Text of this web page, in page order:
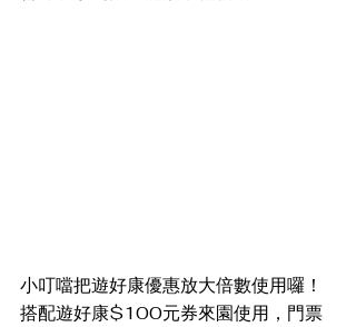
小叮噹把遊好康優惠放大倍數使用囉！
搭配遊好康$100元券來園使用，門票